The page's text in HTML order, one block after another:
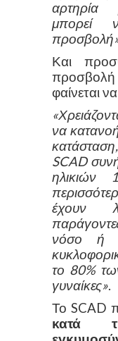
αρτηρία
μπορεί
Και
φαίνεται
να
SCAD
έχουν
νόσο ή
το 80%
γυναίκες».
Το SCAD
κατά